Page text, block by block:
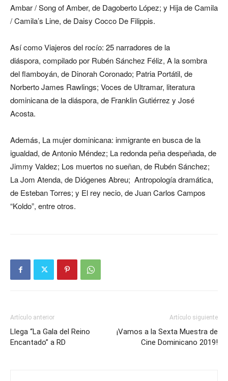
Ambar / Song of Amber, de Dagoberto López; y Hija de Camila
/ Camila’s Line, de Daisy Cocco De Filippis.
Así como Viajeros del rocío: 25 narradores de la
diáspora, compilado por Rubén Sánchez Féliz, A la sombra
del flamboyán, de Dinorah Coronado; Patria Portátil, de
Norberto James Rawlings; Voces de Ultramar, literatura
dominicana de la diáspora, de Franklin Gutiérrez y José
Acosta.
Además, La mujer dominicana: inmigrante en busca de la
igualdad, de Antonio Méndez; La redonda peña despeñada, de
Jimmy Valdez; Los muertos no sueñan, de Rubén Sánchez;
La Jom Atenda, de Diógenes Abreu; Antropología dramática,
de Esteban Torres; y El rey necio, de Juan Carlos Campos
“Koldo”, entre otros.
Artículo anterior
Llega “La Gala del Reino
Encantado” a RD
Artículo siguiente
¡Vamos a la Sexta Muestra de
Cine Dominicano 2019!